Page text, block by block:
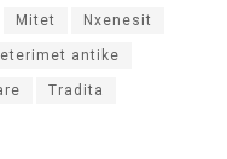
Mitet Nxenesit
antike
Tradita